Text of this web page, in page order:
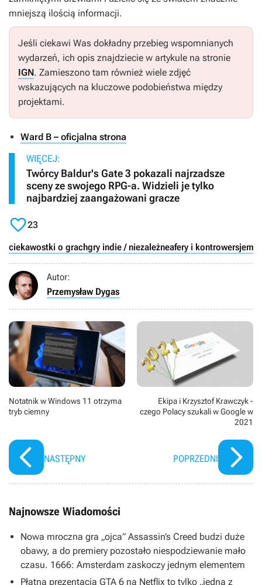
mniejszą ilością informacji.
Jeśli ciekawi Was dokładny przebieg wspomnianych
wydarzeń, ich opis znajdziecie w artykule na stronie
IGN. Zamieszono tam również wiele zdjęć
wskazujących na kluczowe podobieństwa między
projektami.
Ward B – oficjalna strona
WIĘCEJ:
Twórcy Baldur's Gate 3 pokazali najrzadsze
sceny ze swojego RPG-a. Widzieli je tylko
najbardziej zaangażowani gracze
23
ciekawostki o grachgry indie / niezależneafery i kontrowersje
Autor:
Przemysław Dygas
Notatnik w Windows 11 otrzyma
tryb ciemny
NASTĘPNY
Ekipa i Krzysztof Krawczyk -
czego Polacy szukali w Google w
2021
POPRZEDNI
Najnowsze Wiadomości
Nowa mroczna gra „ojca” Assassin’s Creed budzi duże
obawy, a do premiery pozostało niespodziewanie mało
czasu. 1666: Amsterdam zaskoczy jednym elementem
Płatna prezentacja GTA 6 na Netflix to tylko „jedna z